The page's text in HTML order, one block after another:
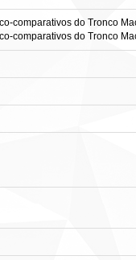
comparativos do Tronco
comparativos do Tronco